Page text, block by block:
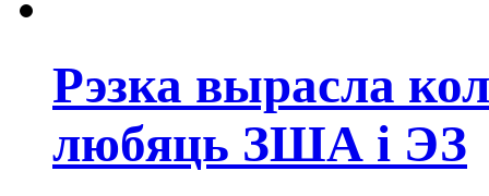
Рэзка вырасла
любяць ЗША і ЭЗ